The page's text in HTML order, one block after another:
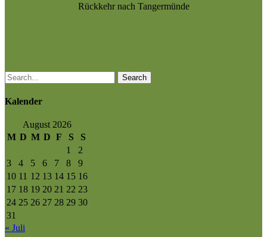
Rückkehr nach Tangermünde
Search
Kalender
August 2026
M D M D F S
S
1
2
3
4 5 6 7 8
9
10 11 12 13 14 15 16
17 18 19 20 21 22 23
24 25 26 27 28 29 30
31
« Juli